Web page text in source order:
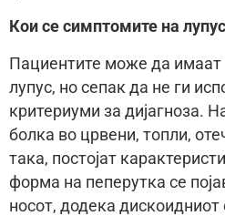
Кои се симптомите на
Пациентите може да
лупус, но сепак да не ги
критериуми за дијагноза.
болка во црвени, топли,
така, постојат
форма на пеперутка се
носот, додека дискоидниот